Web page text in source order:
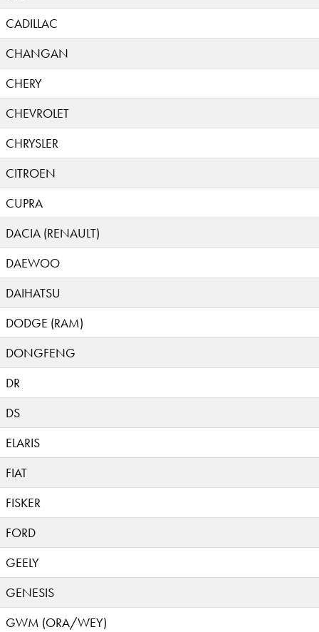
CADILLAC
CHANGAN
CHERY
CHEVROLET
CHRYSLER
CITROEN
CUPRA
DACIA (RENAULT)
DAEWOO
DAIHATSU
DODGE (RAM)
DONGFENG
DR
DS
ELARIS
FIAT
FISKER
FORD
GEELY
GENESIS
GWM (ORA/WEY)